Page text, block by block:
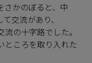
さかのぼると、中
交流があり、
の十字路でした。
ところを取り入れた